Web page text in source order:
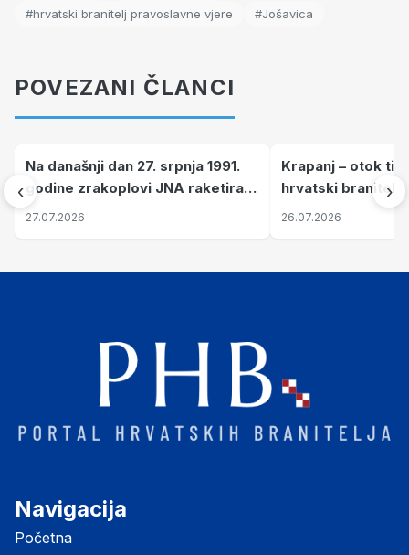
#hrvatski branitelj pravoslavne vjere
#Jošavica
POVEZANI ČLANCI
‹
Na današnji dan 27. srpnja 1991.
godine zrakoplovi JNA raketirali
su vojarnu i obučni centar "Nikola
27.07.2026
Krapanj – otok
hrvatski branitelji
pronalaze mir
26.07.2026
›
Navigacija
Početna